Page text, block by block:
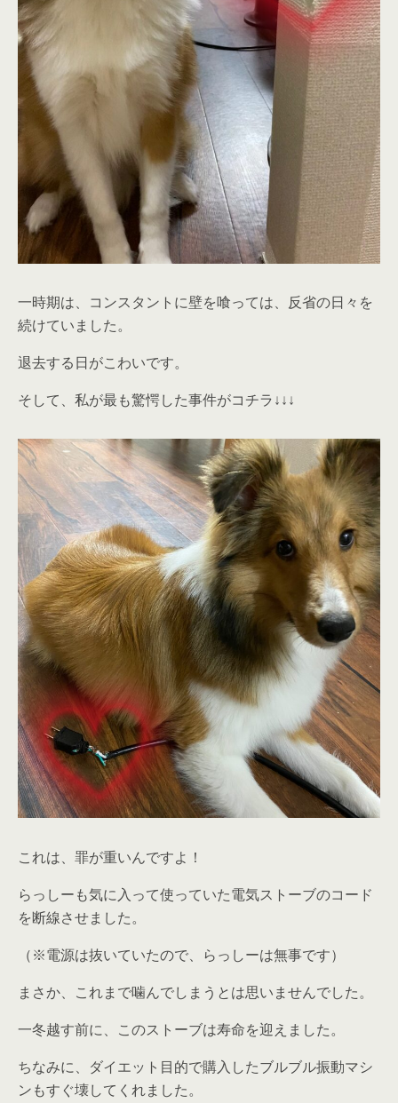
一時期は、コンスタントに壁を喰っては、反省の日々を
続けていました。
退去する日がこわいです。
そして、私が最も驚愕した事件がコチラ↓↓↓
これは、罪が重いんですよ！
らっしーも気に入って使っていた電気ストーブのコード
を断線させました。
（※電源は抜いていたので、らっしーは無事です）
まさか、これまで噛んでしまうとは思いませんでした。
一冬越す前に、このストーブは寿命を迎えました。
ちなみに、ダイエット目的で購入したブルブル振動マシ
ンもすぐ壊してくれました。